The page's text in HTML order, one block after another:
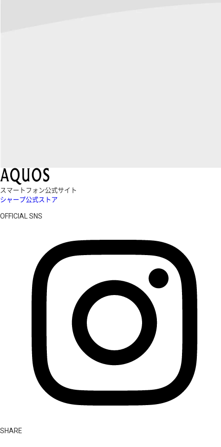
スマートフォン公式サイト
シャープ公式ストア
OFFICIAL SNS
SHARE